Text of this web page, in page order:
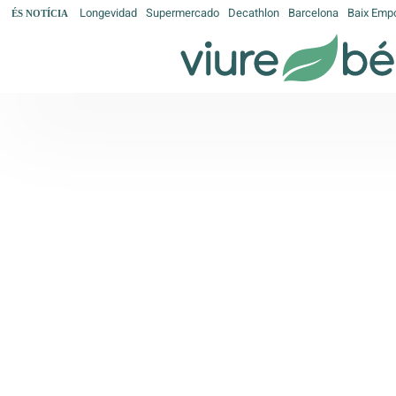
ÉS NOTÍCIA Longevidad Supermercado Decathlon Barcelona Baix